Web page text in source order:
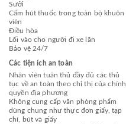
Sưởi
Cấm hút thuốc trong toàn bộ khuôn
viên
Điều hòa
Lối vào cho người đi xe lăn
Bảo vệ 24/7
Các tiện ích an toàn
Nhân viên tuân thủ đầy đủ các thủ
tục về an toàn theo chỉ thị của chính
quyền địa phương
Không cung cấp văn phòng phẩm
dùng chung như thực đơn giấy, tạp
chí, bút và giấy